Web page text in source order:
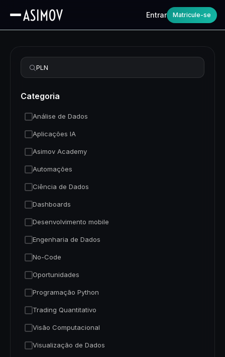
Entrar Matricule-se
Refinar busca
Categoria
Análise de Dados
Aplicações IA
Asimov Academy
Automações
Ciência de Dados
Dashboards
Desenvolvimento mobile
Engenharia de Dados
No-Code
Oportunidades
Programação Python
Trading Quantitativo
Visão Computacional
Visualização de Dados